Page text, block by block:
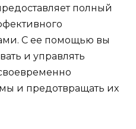
полный
С ее помощью вы
и управлять
и предотвращать их